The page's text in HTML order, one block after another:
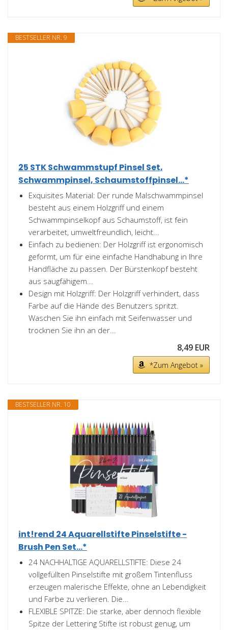
BESTSELLER NR. 9
25 STK Schwammstupf Pinsel Set,
Schwammpinsel, Schaumstoffpinsel...*
Exquisites Material: Der runde Malschwammpinsel
besteht aus einem Holzgriff und einem
Schwammpinselkopf aus Schaumstoff, ist fein
verarbeitet, umweltfreundlich, leicht...
Einfach zu bedienen: Der Holzgriff ist ergonomisch
geformt, um für eine einfache Handhabung in Ihre
Handfläche zu passen. Der Bürstenkopf besteht
aus saugfähigem...
Design mit Holzgriff: Der Holzgriff verhindert, dass
Farbe auf die Hände des Benutzers spritzt.
Waschen Sie ihn einfach mit Seifenwasser und
trocknen Sie ihn an der...
8,49 EUR
*Zum Angebot »
BESTSELLER NR. 10
int!rend 24 Aquarellstifte Pinselstifte -
Brush Pen Set...*
24 NACHHALTIGE AQUARELLSTIFTE: Diese 24
vollgefüllten Pinselstifte mit großem Tintenfluss
erzeugen malerische Effekte, ohne an Lebendigkeit
und Farbe zu verlieren. Die...
FLEXIBLE SPITZE: Die starke, aber dennoch flexible
Spitze der Lettering Stifte ist robust genug, um